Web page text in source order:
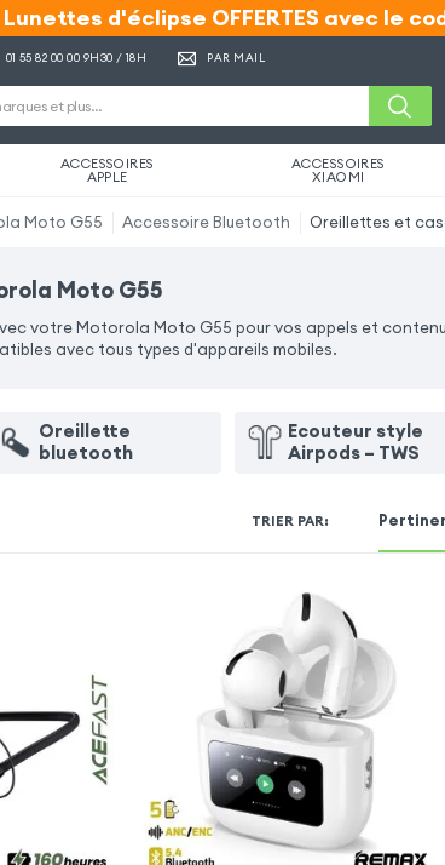
Lunettes d'éclipse OFFERTES avec le
Lunettes d'éclipse OFFERTES avec le
01 55 82 00 00 9H30 / 18H PAR MAIL
ACCESSOIRES
APPLE
ACCESSOIRES
XIAOMI
Moto G55 Accessoire Bluetooth Oreillettes et
Moto G55
votre Motorola Moto G55 pour vos appels et
avec tous types d'appareils mobiles.
Oreillette
bluetooth
Ecouteur style
Airpods – TWS
TRIER PAR: